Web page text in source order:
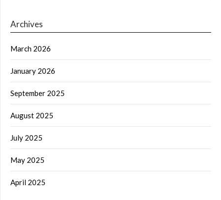
Archives
March 2026
January 2026
September 2025
August 2025
July 2025
May 2025
April 2025